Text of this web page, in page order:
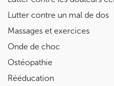
Lutter contre un mal de dos
Massages et exercices
Onde de choc
Ostéopathie
Rééducation